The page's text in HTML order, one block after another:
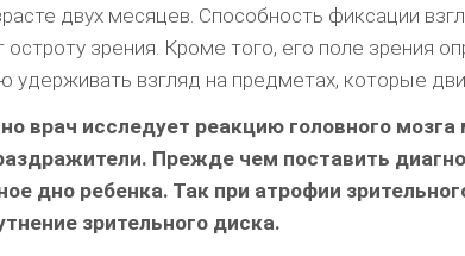
двух месяцев. Способность фиксации
остроту зрения. Кроме того, его поле зрения
удерживать взгляд на предметах, которые
врач исследует реакцию головного
Прежде чем поставить
дно ребенка. Так при атрофии
зрительного диска.